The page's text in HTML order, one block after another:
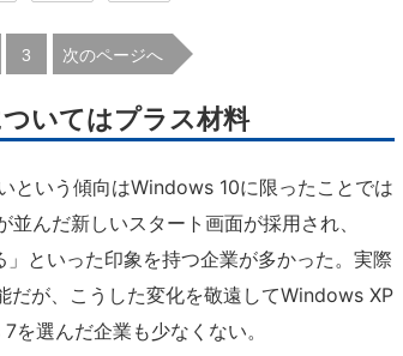
3 次のページへ
いてはプラス材料
という傾向はWindows 10に限ったことでは
んだ新しいスタート画面が採用され、
といった印象を持つ企業が多かった。実際
が、こうした変化を敬遠してWindows XP
選んだ企業も少なくない。